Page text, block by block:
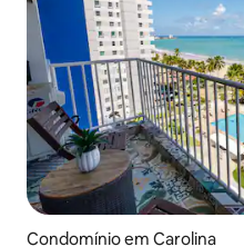
Condomínio em Carolina